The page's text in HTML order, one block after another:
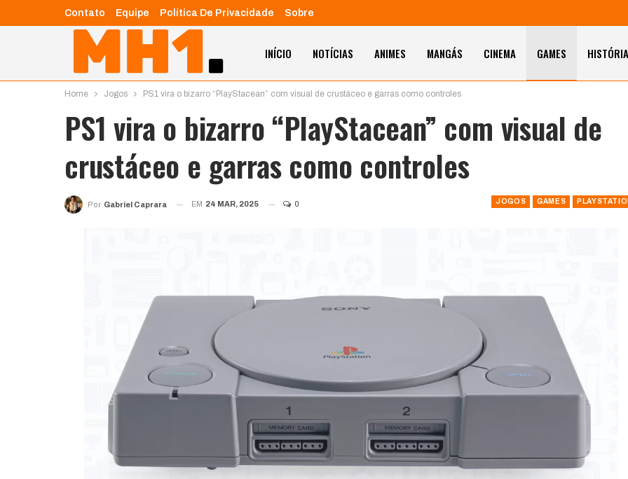
Contato Equipe Política De Privacidade Sobre
INÍCIO NOTÍCIAS ANIMES MANGÁS CINEMA GAMES HISTÓRIA
Home Jogos PS1 vira o bizarro “PlayStacean” com visual de crustáceo e garras como controles
PS1 vira o bizarro “PlayStacean” com visual de
crustáceo e garras como controles
JOGOS GAMES
Por Gabriel Caprara EM 24 MAR, 2025 0